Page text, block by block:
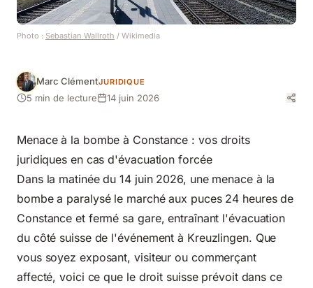
Photo : Sebastian Wallroth / Wikimedia
Marc ClémentJURIDIQUE
5 min de lecture 14 juin 2026
Menace à la bombe à Constance : vos droits
juridiques en cas d'évacuation forcée
Dans la matinée du 14 juin 2026, une menace à la
bombe a paralysé le marché aux puces 24 heures de
Constance et fermé sa gare, entraînant l'évacuation
du côté suisse de l'événement à Kreuzlingen. Que
vous soyez exposant, visiteur ou commerçant
affecté, voici ce que le droit suisse prévoit dans ce